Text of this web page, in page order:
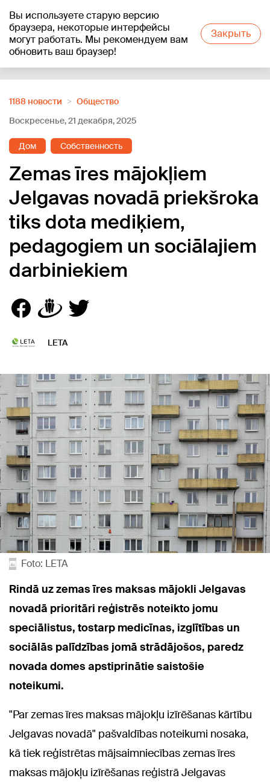
Вы используете старую версию
браузера, некоторые интерфейсы
могут работать. Мы рекомендуем вам
обновить ваш браузер!
Закрыть
+17°C
1188 новости
Oбщество
Воскресенье, 21 декабря, 2025
Дом Собственность
Zemas īres mājokļiem
Jelgavas novadā priekšroka
tiks dota mediķiem,
pedagogiem un sociālajiem
darbiniekiem
LETA
Foto: LETA
Rindā uz zemas īres maksas mājokli Jelgavas
novadā prioritāri reģistrēs noteikto jomu
speciālistus, tostarp medicīnas, izglītības un
sociālās palīdzības jomā strādājošos, paredz
novada domes apstiprinātie saistošie
noteikumi.
"Par zemas īres maksas mājokļu izīrēšanas kārtību
Jelgavas novadā" pašvaldības noteikumi nosaka,
kā tiek reģistrētas mājsaimniecības zemas īres
maksas mājokļu izīrēšanas reģistrā Jelgavas